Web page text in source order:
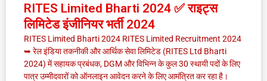
RITES Limited Bharti 2024 ✅ राइट्स
लिमिटेड इंजीनियर भर्ती 2024
RITES Limited Bharti 2024 RITES Limited Recruitment 2024
➥ रेल इंडिया तकनीकी और आर्थिक सेवा लिमिटेड (RITES Ltd Bharti
2024) में सहायक प्रबंधक, DGM और विभिन्न के कुल 30 स्थायी पदों के लिए
पात्र उम्मीदवारों को ऑनलाइन आवेदन करने के लिए आमंत्रित कर रहा है।